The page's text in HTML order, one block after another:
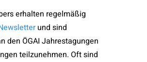
erhalten regelmäßig
und sind
den ÖGAI Jahrestagungen
teilzunehmen. Oft sind